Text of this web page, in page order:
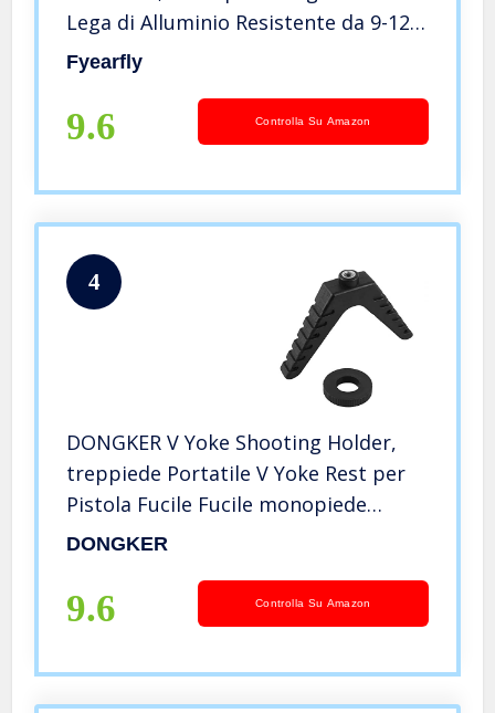
Lega di Alluminio Resistente da 9-12
Pollici Bipiede per Fucile Tattica per
Fyearfly
9.6 Controlla Su Amazon
4
DONGKER V Yoke Shooting Holder,
treppiede Portatile V Yoke Rest per
Pistola Fucile Fucile monopiede
bipiede treppiede
DONGKER
9.6 Controlla Su Amazon